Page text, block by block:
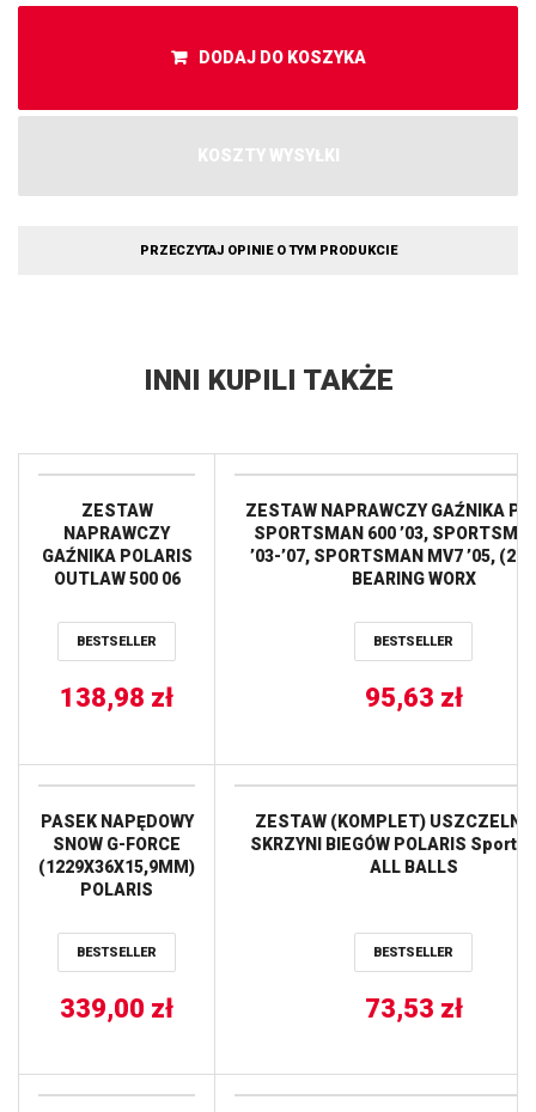
DODAJ DO KOSZYKA
KOSZTY WYSYŁKI
PRZECZYTAJ OPINIE O TYM PRODUKCIE
INNI KUPILI TAKŻE
ZESTAW
NAPRAWCZY
GAŹNIKA POLARIS
OUTLAW 500 06
BESTSELLER
138,98 zł
ZESTAW NAPRAWCZY GAŹNIKA
SPORTSMAN 600 ’03,
’03-’07, SPORTSMAN MV7 ’05,
BEARING WORX
BESTSELLER
95,63 zł
PASEK NAPĘDOWY
SNOW G-FORCE
(1229X36X15,9MM)
POLARIS
750 ’09-13,
(42G4714) GATES
BESTSELLER
339,00 zł
ZESTAW (KOMPLET)
SKRZYNI BIEGÓW POLARIS Sport
ALL BALLS
BESTSELLER
73,53 zł